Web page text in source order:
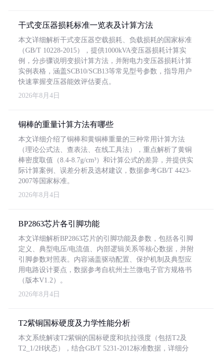
干式变压器损耗标准一览表及计算方法
本文详细解析干式变压器空载损耗、负载损耗的国家标准
（GB/T 10228-2015），提供1000kVA变压器损耗计算实
例，分步骤说明变损计算方法，并附电力变压器损耗计算
实例表格，涵盖SCB10/SCB13等常见型号参数，指导用户
快速掌握变压器能效评估要点。
2026年8月4日
铜棒的重量计算方法有哪些
本文详细介绍了铜棒和黄铜棒重量的三种常用计算方法
（理论公式法、查表法、在线工具法），重点解析了黄铜
棒密度取值（8.4-8.7g/cm³）和计算公式的差异，并提供实
际计算案例、误差分析及选材建议，数据参考GB/T 4423-
2007等国家标准。
2026年8月4日
BP2863芯片各引脚功能
本文详细解析BP2863芯片的引脚功能及参数，包括各引脚
定义、典型电压/电流值、内部逻辑关系等核心数据，并附
引脚参数对照表。内容涵盖驱动配置、保护机制及典型应
用电路设计要点，数据参考自杭州士兰微电子官方规格书
（版本V1.2）。
2026年8月4日
T2紫铜国标硬度及力学性能分析
本文系统解读T2紫铜的国标硬度和抗拉强度（包括T2及
T2_1/2H状态），结合GB/T 5231-2012标准数据，详细分